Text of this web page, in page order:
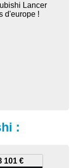
Lancer
d'europe !
:
101 €